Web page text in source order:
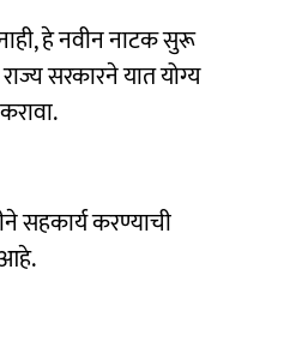
हे नवीन नाटक सुरू
सरकारने यात योग्य
सहकार्य करण्याची